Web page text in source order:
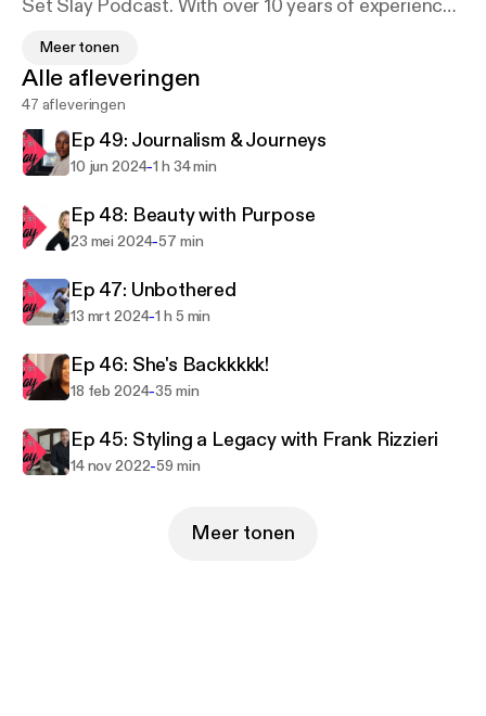
Set Slay Podcast. With over 10 years of experience
beauty industry insider using the podcast to bring
her listeners the latest beauty news, products
reviews and advice, as well as sharing candid
stories and crazy adventures. Each episode also
features special guests from around the beauty
experiences, and success stories. Made by and for
people who are obsessed with beauty – Ready Set
and get their slay on.
Meer tonen
Alle afleveringen
47 afleveringen
Ep 49: Journalism & Journeys
10 jun 2024-1 h 34 min
Ep 48: Beauty with Purpose
23 mei 2024-57 min
Ep 47: Unbothered
13 mrt 2024-1 h 5 min
Ep 46: She's Backkkkk!
18 feb 2024-35 min
Ep 45: Styling a Legacy with Frank Rizzieri
14 nov 2022-59 min
Meer tonen